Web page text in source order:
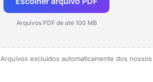
Arquivos PDF de até 100 MB
excluídos automaticamente dos